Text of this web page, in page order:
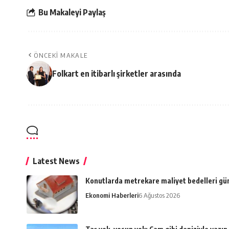
Bu Makaleyi Paylaş
ÖNCEKI MAKALE
Folkart en itibarlı şirketler arasında
Latest News
Konutlarda metrekare maliyet bedelleri
Ekonomi Haberleri6 Ağustos 2026